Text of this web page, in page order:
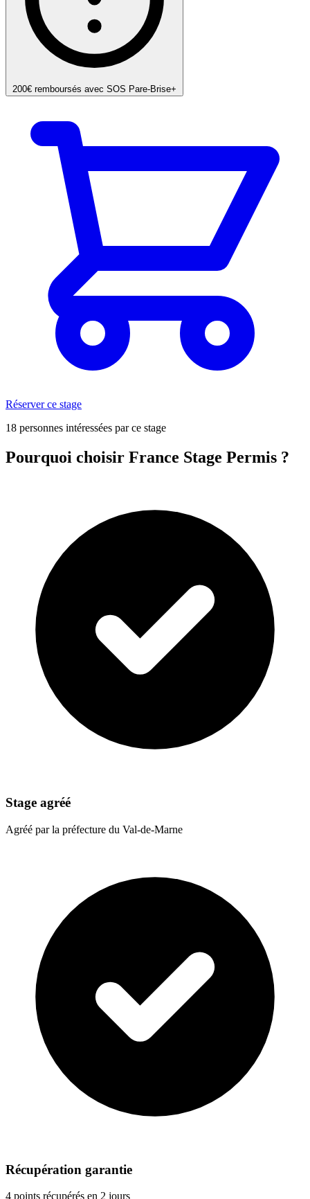
200€ remboursés avec SOS Pare-Brise+
Réserver ce stage
18 personnes intéressées par ce stage
Pourquoi choisir France Stage Permis ?
Stage agréé
Agréé par la préfecture du Val-de-Marne
Récupération garantie
4 points récupérés en 2 jours